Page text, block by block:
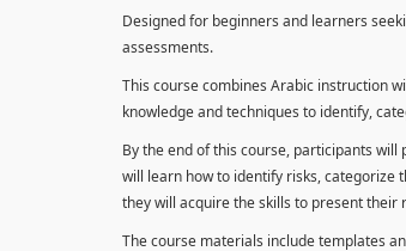
Designed for beginners and learners
assessments.
This course combines Arabic instruction
knowledge and techniques to identify,
By the end of this course, participants
will learn how to identify risks, categorize
they will acquire the skills to present
The course materials include templates